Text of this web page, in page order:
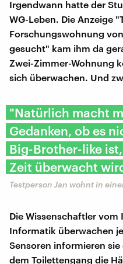
Irgendwann hatte der
WG-Leben. Die Anzeige
Forschungswohnung
gesucht" kam ihm da
Zwei-Zimmer-Wohnung
sich überwachen. Und
"Natürlich macht
Gedanken, ob es
Big-Brother-like
Zeit überwacht
Testperson Jan wohnt in
Die Wissenschaftler
Informatik überwachen
Sensoren informieren
dem Toilettengang die